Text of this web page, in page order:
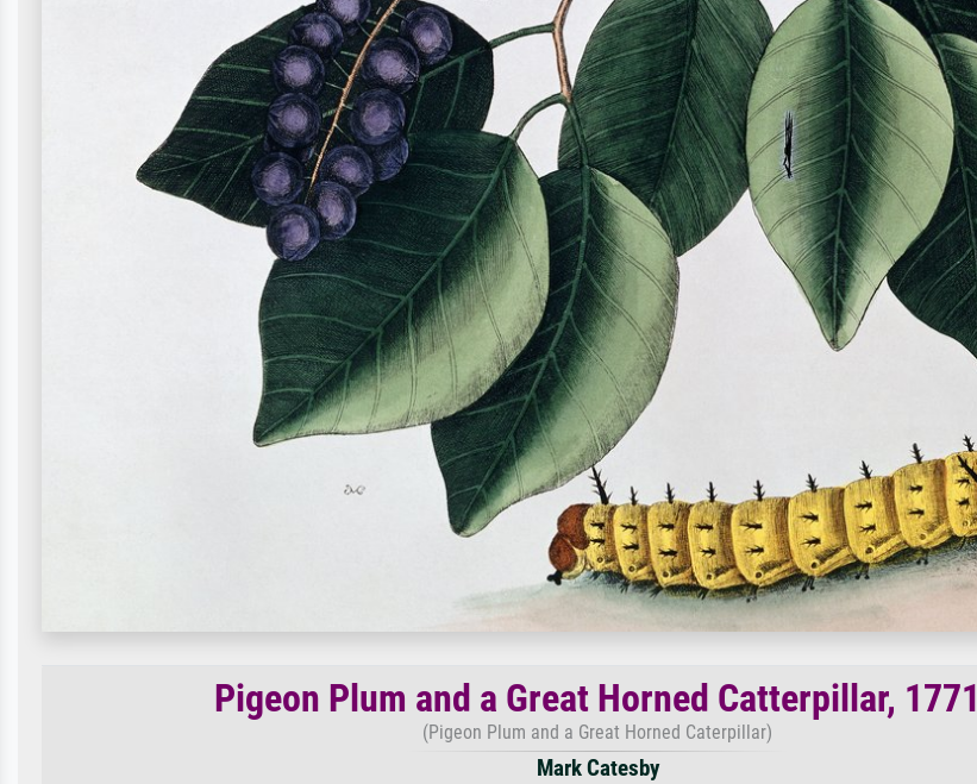
Pigeon Plum and a Great Horned Catterpillar, 1771
(Pigeon Plum and a Great Horned Caterpillar)
Mark Catesby